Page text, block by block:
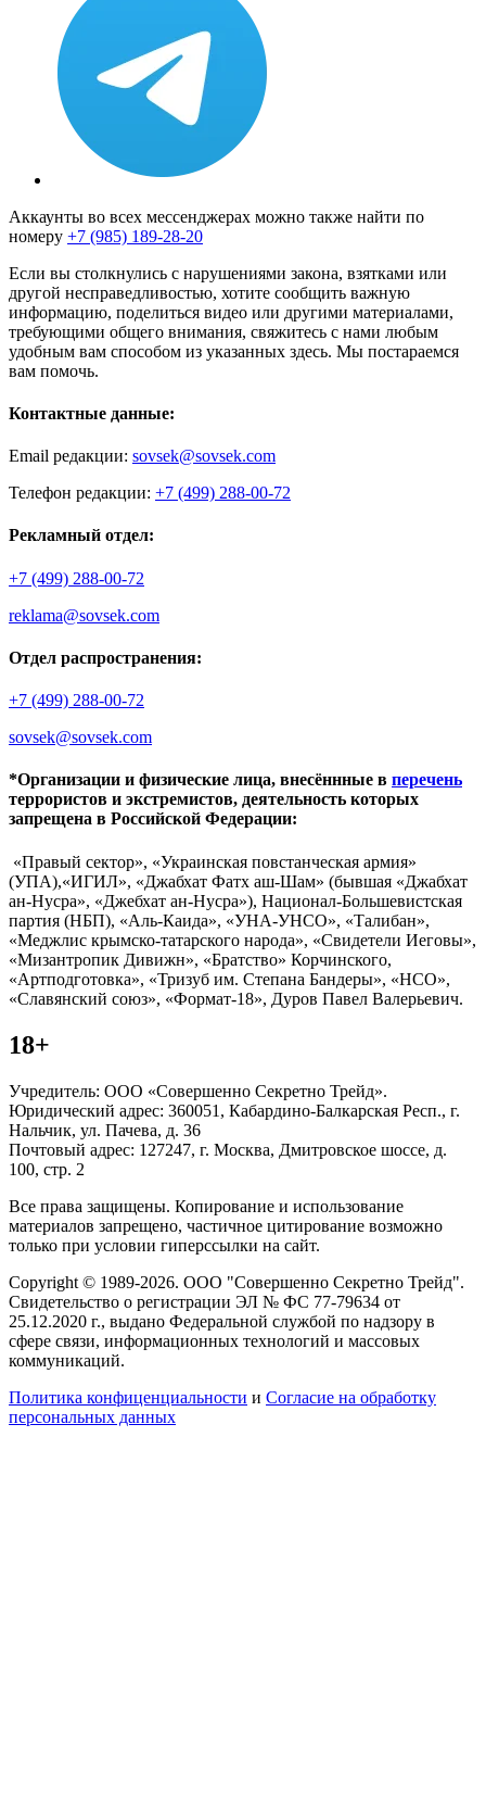
Аккаунты во всех мессенджерах можно также найти по
номеру +7 (985) 189-28-20
Если вы столкнулись с нарушениями закона, взятками или
другой несправедливостью, хотите сообщить важную
информацию, поделиться видео или другими материалами,
требующими общего внимания, свяжитесь с нами любым
удобным вам способом из указанных здесь. Мы постараемся
вам помочь.
Контактные данные:
Email редакции: sovsek@sovsek.com
Телефон редакции: +7 (499) 288-00-72
Рекламный отдел:
+7 (499) 288-00-72
reklama@sovsek.com
Отдел распространения:
+7 (499) 288-00-72
sovsek@sovsek.com
*Организации и физические лица, внесённные в перечень
террористов и экстремистов, деятельность которых
запрещена в Российской Федерации:
«Правый сектор», «Украинская повстанческая армия»
(УПА),«ИГИЛ», «Джабхат Фатх аш-Шам» (бывшая «Джабхат
ан-Нусра», «Джебхат ан-Нусра»), Национал-Большевистская
партия (НБП), «Аль-Каида», «УНА-УНСО», «Талибан»,
«Меджлис крымско-татарского народа», «Свидетели Иеговы»,
«Мизантропик Дивижн», «Братство» Корчинского,
«Артподготовка», «Тризуб им. Степана Бандеры», «НСО»,
«Славянский союз», «Формат-18», Дуров Павел Валерьевич.
18+
Учредитель: ООО «Совершенно Секретно Трейд».
Юридический адрес: 360051, Кабардино-Балкарская Респ., г.
Нальчик, ул. Пачева, д. 36
Почтовый адрес: 127247, г. Москва, Дмитровское шоссе, д.
100, стр. 2
Все права защищены. Копирование и использование
материалов запрещено, частичное цитирование возможно
только при условии гиперссылки на сайт.
Copyright © 1989-2026. ООО "Совершенно Секретно Трейд".
Свидетельство о регистрации ЭЛ № ФС 77-79634 от
25.12.2020 г., выдано Федеральной службой по надзору в
сфере связи, информационных технологий и массовых
коммуникаций.
Политика конфиценциальности и Согласие на обработку
персональных данных